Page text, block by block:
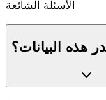
الأسئلة الشائعة
هذه البيانات؟